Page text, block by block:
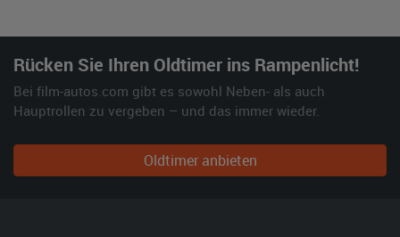
Rücken Sie Ihren Oldtimer ins Rampenlicht!
Bei film-autos.com gibt es sowohl Neben- als auch
Hauptrollen zu vergeben – und das immer wieder.
Oldtimer anbieten